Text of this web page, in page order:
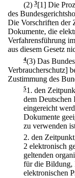
(2) 3[1] Die
des
Die Vorschriften der
Dokumente, die
Verfahrensführung
aus diesem Gesetz
4(3) Das
Verbraucherschutz]
Zustimmung des
51. den
dem Deutschen
eingereicht
Dokumente
zu verwenden
2. den
2 elektronisch
geltenden
für die Bildung,
elektronischen